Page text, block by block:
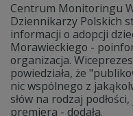
Centrum Monitoringu
Dziennikarzy Polskich
informacji o adopcji
Morawieckiego -
organizacja.
powiedziała, że
nic wspólnego z
słów na rodzaj
premiera - dodała.